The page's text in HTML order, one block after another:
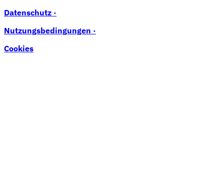
Datenschutz ·
Nutzungsbedingungen ·
Cookies